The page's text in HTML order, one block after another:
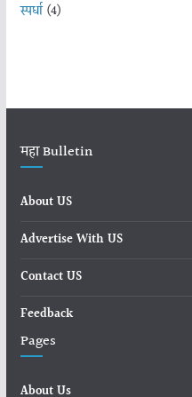
स्पर्धा(4)
महा Bulletin
About US
Advertise With US
Contact US
Feedback
Pages
About Us